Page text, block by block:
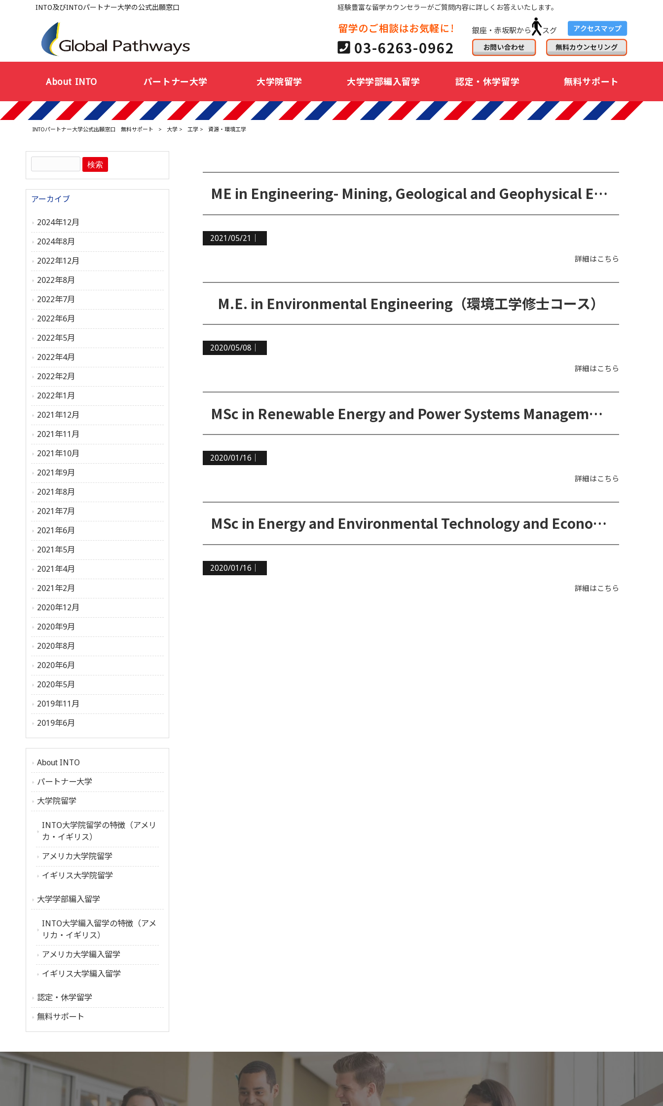
INTO及びINTOパートナー大学の公式出願窓口 経験豊富な留学カウンセラーがご質問内容に詳しくお答えいたします。
銀座・赤坂駅から スグ
About INTO パートナー大学 大学院留学 大学学部編入留学 認定・休学留学 無料サポート
INTOパートナー大学公式出願窓口 無料サポート > 大学> 工学> 資源・環境工学
ME in Engineering- Mining, Geological and Geophysical Engineering(鉱業・地球物理・地質工学修士コース)
2021/05/21｜
詳細はこちら
M.E. in Environmental Engineering（環境工学修士コース）
2020/05/08｜
詳細はこちら
MSc in Renewable Energy and Power Systems Management（再生エネルギー＆パワーシステム管理修士コース）
2020/01/16｜
詳細はこちら
MSc in Energy and Environmental Technology and Economics（エネルギー・環境工学・経済学修士コース）
2020/01/16｜
詳細はこちら
アーカイブ
2024年12月
2024年8月
2022年12月
2022年8月
2022年7月
2022年6月
2022年5月
2022年4月
2022年2月
2022年1月
2021年12月
2021年11月
2021年10月
2021年9月
2021年8月
2021年7月
2021年6月
2021年5月
2021年4月
2021年2月
2020年12月
2020年9月
2020年8月
2020年6月
2020年5月
2019年11月
2019年6月
About INTO
パートナー大学
大学院留学
INTO大学院留学の特徴（アメリ
カ・イギリス）
アメリカ大学院留学
イギリス大学院留学
大学学部編入留学
INTO大学編入留学の特徴（アメ
リカ・イギリス）
アメリカ大学編入留学
イギリス大学編入留学
認定・休学留学
無料サポート